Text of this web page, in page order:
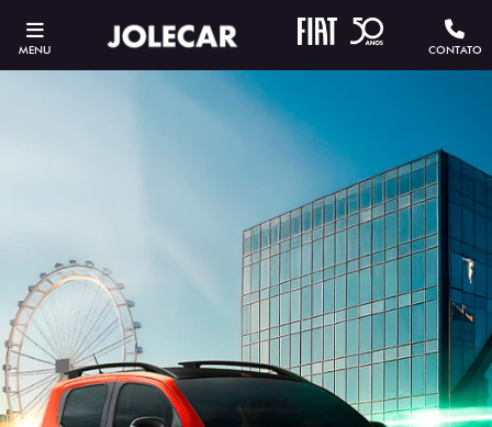
MENU CONTATO
ESTOU INTERESSADO
Versão escolhida